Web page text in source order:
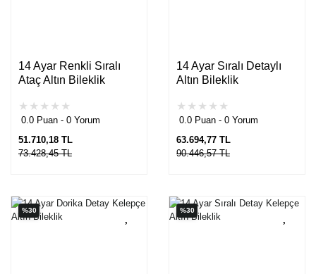
14 Ayar Renkli Sıralı
Ataç Altın Bileklik
0.0 Puan - 0 Yorum
51.710,18 TL
73.428,45 TL
14 Ayar Sıralı Detaylı
Altın Bileklik
0.0 Puan - 0 Yorum
63.694,77 TL
90.446,57 TL
%30 %30